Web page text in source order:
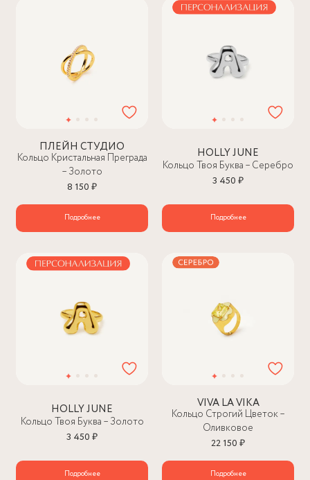
ПЛЕЙН СТУДИО
Кольцо Кристальная Преграда
– Золото
8 150 ₽
Подробнее
HOLLY JUNE
Кольцо Твоя Буква – Серебро
3 450 ₽
Подробнее
HOLLY JUNE
Кольцо Твоя Буква – Золото
3 450 ₽
Подробнее
VIVA LA VIKA
Кольцо Строгий Цветок –
Оливковое
22 150 ₽
Подробнее